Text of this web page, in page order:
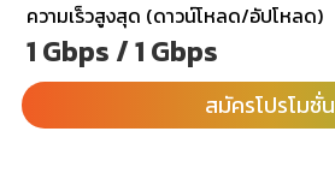
ความเร็วสูงสุด (ดาวน์โหลด/อัปโหลด)
1 Gbps / 1 Gbps
สมัครโปรโมชั่น